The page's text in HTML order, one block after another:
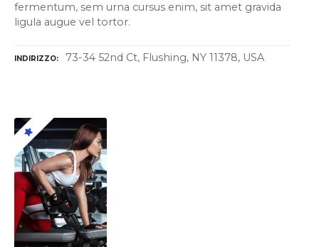
fermentum, sem urna cursus enim, sit amet gravida
ligula augue vel tortor.
INDIRIZZO 73-34 52nd Ct, Flushing, NY 11378, USA